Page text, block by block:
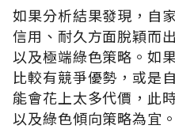
如果分析結果發現，自
信用、耐久方面脫穎而
以及極端綠色策略。如
比較有競爭優勢，或是
能會花上太多代價，此
以及綠色傾向策略為宜。